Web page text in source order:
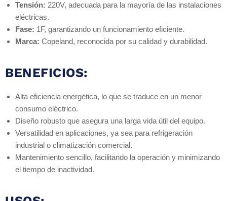
Tensión: 220V, adecuada para la mayoría de las instalaciones
eléctricas.
Fase: 1F, garantizando un funcionamiento eficiente.
Marca: Copeland, reconocida por su calidad y durabilidad.
BENEFICIOS:
Alta eficiencia energética, lo que se traduce en un menor
consumo eléctrico.
Diseño robusto que asegura una larga vida útil del equipo.
Versatilidad en aplicaciones, ya sea para refrigeración
industrial o climatización comercial.
Mantenimiento sencillo, facilitando la operación y minimizando
el tiempo de inactividad.